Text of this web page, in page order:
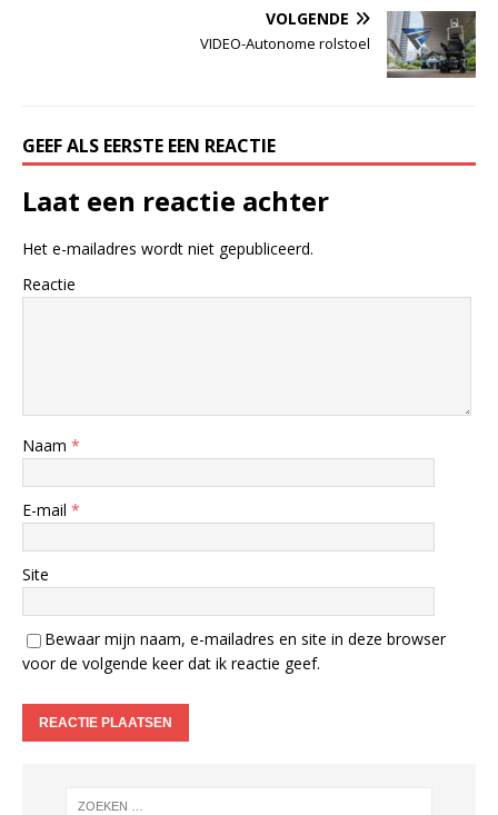
VOLGENDE
VIDEO-Autonome rolstoel
GEEF ALS EERSTE EEN REACTIE
Laat een reactie achter
Het e-mailadres wordt niet gepubliceerd.
Reactie
Naam *
E-mail *
Site
Bewaar mijn naam, e-mailadres en site in deze browser
voor de volgende keer dat ik reactie geef.